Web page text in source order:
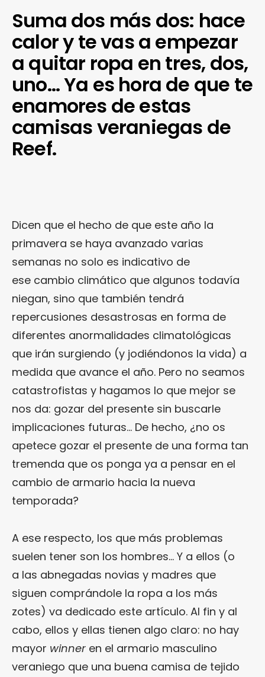
Suma dos más dos: hace
calor y te vas a empezar
a quitar ropa en tres, dos,
uno… Ya es hora de que te
enamores de estas
camisas veraniegas de
Reef.
Dicen que el hecho de que este año la
primavera se haya avanzado varias
semanas no solo es indicativo de
ese cambio climático que algunos todavía
niegan, sino que también tendrá
repercusiones desastrosas en forma de
diferentes anormalidades climatológicas
que irán surgiendo (y jodiéndonos la vida) a
medida que avance el año. Pero no seamos
catastrofistas y hagamos lo que mejor se
nos da: gozar del presente sin buscarle
implicaciones futuras… De hecho, ¿no os
apetece gozar el presente de una forma tan
tremenda que os ponga ya a pensar en el
cambio de armario hacia la nueva
temporada?
A ese respecto, los que más problemas
suelen tener son los hombres… Y a ellos (o
a las abnegadas novias y madres que
siguen comprándole la ropa a los más
zotes) va dedicado este artículo. Al fin y al
cabo, ellos y ellas tienen algo claro: no hay
mayor winner en el armario masculino
veraniego que una buena camisa de tejido